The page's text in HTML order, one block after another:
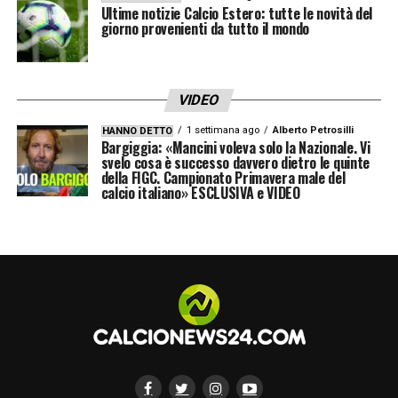
Le riunioni operative e il nuovo ciclo
Nei prossimi giorni sono previste riunioni
incontri che serviranno a definire strategie,
priorità e possibili movimenti in entrata e in
uscita. Un passaggio cruciale anche perché
Tedesco arriverà a breve in città per iniziare
La sensazione è che il mercato rossoblù sia
solo all’inizio: le prime pedine stanno
prendendo forma, e il progetto tecnico
Ultime notizie Calcio Estero: tutte le novità del
giorno provenienti da tutto il mondo
VIDEO
HANNO DETTO 1 settimana ago Alberto Petrosilli
Bargiggia: «Mancini voleva solo la Nazionale. Vi
svelo cosa è successo davvero dietro le quinte
della FIGC. Campionato Primavera male del
calcio italiano» ESCLUSIVA e VIDEO